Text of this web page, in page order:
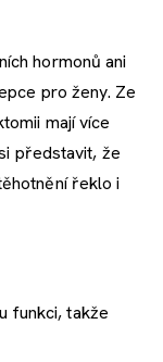
hormonů ani
pro ženy. Ze
mají více
představit, že
řeklo i
funkci, takže